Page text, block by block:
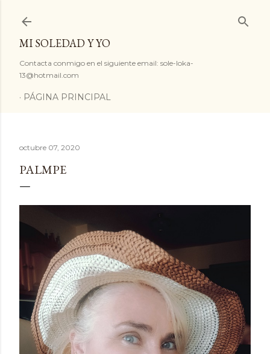
MI SOLEDAD Y YO
Contacta conmigo en el siguiente email: sole-loka-
13@hotmail.com
PÁGINA PRINCIPAL
octubre 07, 2020
PALMPE